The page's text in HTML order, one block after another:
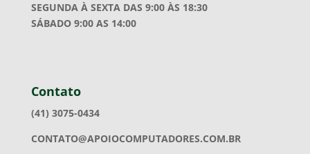
SEGUNDA À SEXTA DAS 9:00 ÀS 18:30
SÁBADO 9:00 AS 14:00
Contato
(41) 3075-0434
CONTATO@APOIOCOMPUTADORES.COM.BR